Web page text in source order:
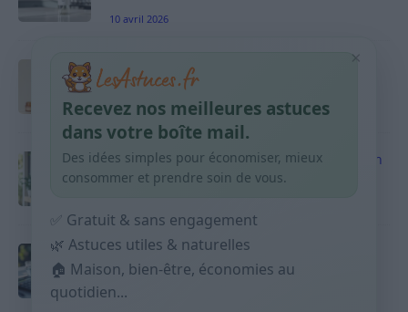
10 avril 2026
Taches pigmentaires : routine simple +
habitudes qui aident
9 avril 2026
Produits ménagers : comment économiser en
courses sans acheter 10 sprays
Budget mensuel : méthode rapide pour
répartir son salaire dès le jour de paie
9 avril 2026
×
Recevez nos meilleures astuces
dans votre boîte mail.
Des idées simples pour économiser, mieux
consommer et prendre soin de vous.
✅ Gratuit & sans engagement
🌿 Astuces utiles & naturelles
🏠 Maison, bien-être, économies au
quotidien...